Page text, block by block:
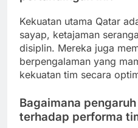
Kekuatan utama Qatar
sayap, ketajaman
disiplin. Mereka juga
berpengalaman yang
kekuatan tim secara
Bagaimana
terhadap performa